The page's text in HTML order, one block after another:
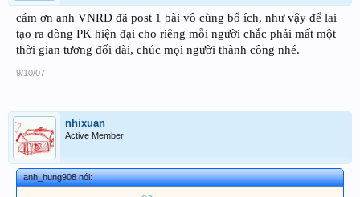
cám ơn anh VNRD đã post 1 bài vô cùng bổ ích, như vậy để lai
tạo ra dòng PK hiện đại cho riêng mỗi người chắc phải mất một
thời gian tương đối dài, chúc mọi người thành công nhé.
9/10/07
nhixuan
Active Member
anh_hung908 nói: